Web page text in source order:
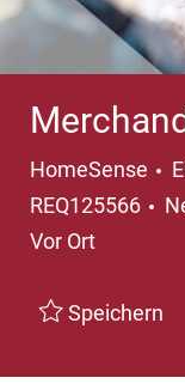
HomeSense
REQ125566
Vor Ort
Speichern